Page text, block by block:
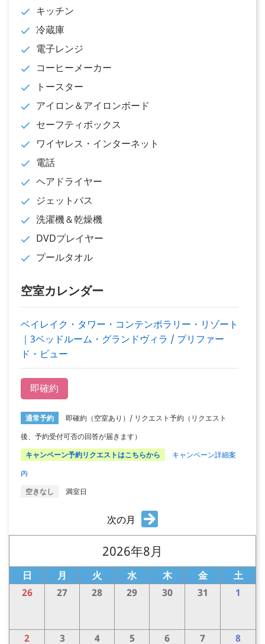
キッチン
冷蔵庫
電子レンジ
コーヒーメーカー
トースター
アイロン＆アイロンボード
セーフティボックス
ワイヤレス・インターネット
電話
ヘアドライヤー
ジェットバス
洗濯機＆乾燥機
DVDプレイヤー
プールタオル
空室カレンダー
ベイレイク・タワー・コンテンポラリー・リゾート
｜3ベッドルーム・グランドヴィラ / プリファー
ド・ビュー
即確約
通常予約
即確約（空室あり）/ リクエスト予約（リクエスト
後、予約受付可否の回答が届きます）
キャンペーン予約リクエストはこちらから
キャンペーン詳細案
内
空きなし
満室日
次の月
2026年8月
日 月 火 水 木 金
土
26
27 28 29 30 31 1
2 3 4 5 6 7 8